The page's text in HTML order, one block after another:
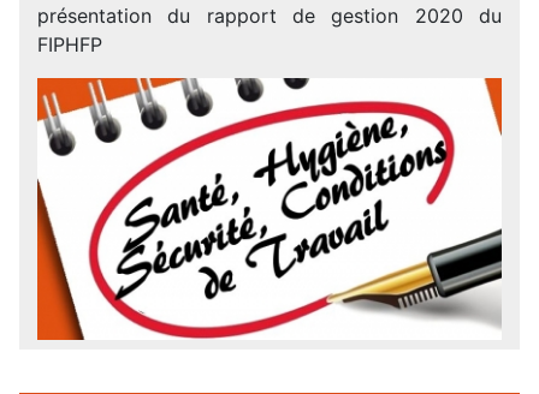
présentation du rapport de gestion 2020 du
FIPHFP